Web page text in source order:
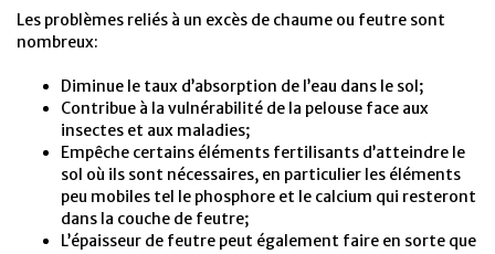
Les problèmes reliés à un excès de chaume ou feutre sont
nombreux:
Diminue le taux d’absorption de l’eau dans le sol;
Contribue à la vulnérabilité de la pelouse face aux
insectes et aux maladies;
Empêche certains éléments fertilisants d’atteindre le
sol où ils sont nécessaires, en particulier les éléments
peu mobiles tel le phosphore et le calcium qui resteront
dans la couche de feutre;
L’épaisseur de feutre peut également faire en sorte que